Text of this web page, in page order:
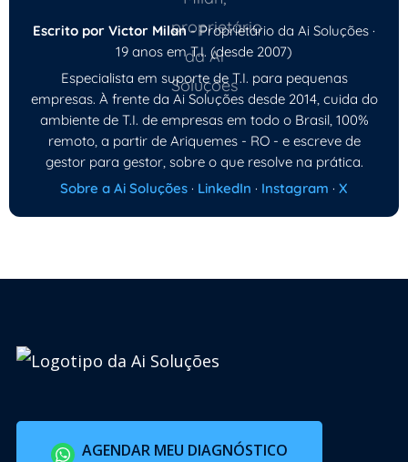
Escrito por Victor Milan- Proprietário da Ai Soluções ·
19 anos em T.I. (desde 2007)
Especialista em suporte de T.I. para pequenas
empresas. À frente da Ai Soluções desde 2014, cuida do
ambiente de T.I. de empresas em todo o Brasil, 100%
remoto, a partir de Ariquemes - RO - e escreve de
gestor para gestor, sobre o que resolve na prática.
Sobre a Ai Soluções · LinkedIn · Instagram · X
AGENDAR MEU DIAGNÓSTICO